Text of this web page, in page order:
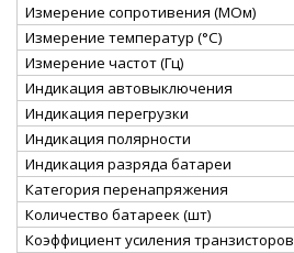
Измерение сопротивения (МОм)
Измерение температур (°C)
Измерение частот (Гц)
Индикация автовыключения
Индикация перегрузки
Индикация полярности
Индикация разряда батареи
Категория перенапряжения
Количество батареек (шт)
Коэффициент усиления транзисторов